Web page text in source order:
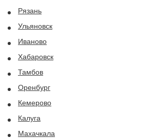
Рязань
Ульяновск
Иваново
Хабаровск
Тамбов
Оренбург
Кемерово
Калуга
Махачкала